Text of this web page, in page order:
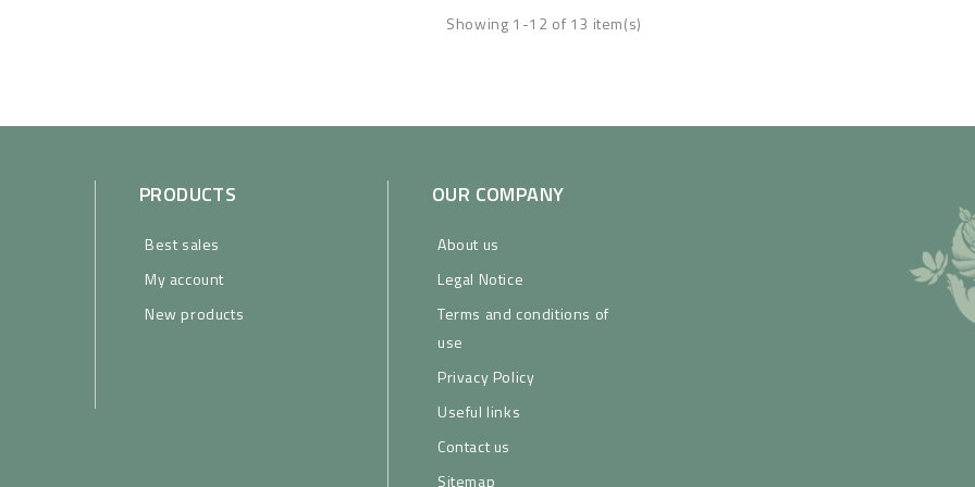
Showing 1-12 of 13 item(s)
PRODUCTS
Best sales
My account
New products
OUR COMPANY
About us
Legal Notice
Terms and conditions of
use
Privacy Policy
Useful links
Contact us
Sitemap